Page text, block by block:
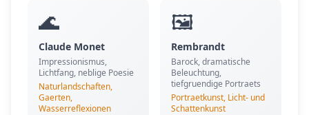
🌊
Claude Monet
Impressionismus,
Lichtfang, neblige Poesie
Naturlandschaften,
Gaerten,
Wasserreflexionen
🖼️
Rembrandt
Barock, dramatische
Beleuchtung,
tiefgruendige Portraets
Portraetkunst, Licht- und
Schattenkunst